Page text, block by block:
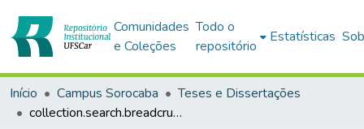
Comunidades
e Coleções
Todo o
repositório
Estatísticas
Início Campus Sorocaba
Teses e Dissertações
collection.search.breadcrumbs